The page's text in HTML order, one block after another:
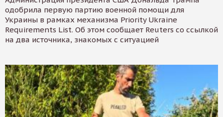
одобрила первую партию военной помощи для
Украины в рамках механизма Priority Ukraine
Requirements List. Об этом сообщает Reuters со ссылкой
на два источника, знакомых с ситуацией